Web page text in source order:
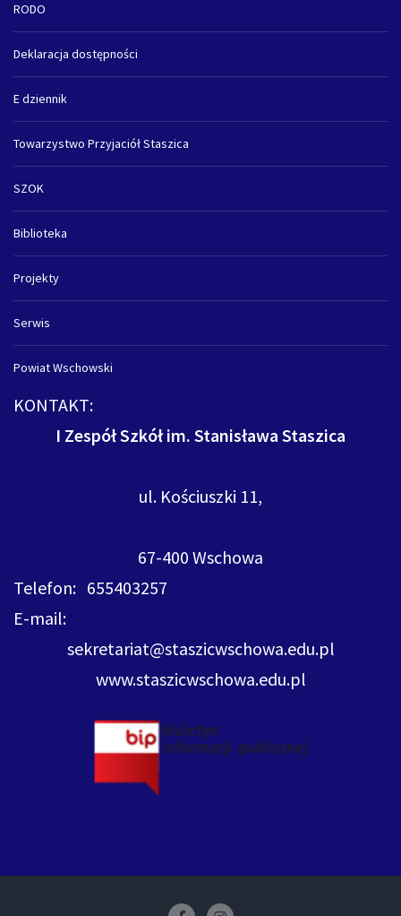
RODO
Deklaracja dostępności
E dziennik
Towarzystwo Przyjaciół Staszica
SZOK
Biblioteka
Projekty
Serwis
Powiat Wschowski
KONTAKT:
I Zespół Szkół im. Stanisława Staszica
ul. Kościuszki 11,
67-400 Wschowa
Telefon: 655403257
E-mail:
sekretariat@staszicwschowa.edu.pl
www.staszicwschowa.edu.pl